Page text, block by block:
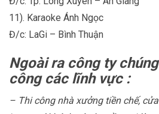
11). Karaoke Ánh Ngọc
Đ/c: LaGi – Bình Thuận
Ngoài ra công ty
công các lĩnh vực :
– Thi công nhà xưởng tiền chế,